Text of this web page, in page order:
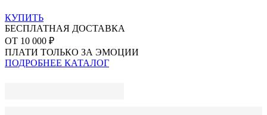
КУПИТЬ
БЕСПЛАТНАЯ ДОСТАВКА
ОТ 10 000 ₽
ПЛАТИ ТОЛЬКО ЗА ЭМОЦИИ
ПОДРОБНЕЕ КАТАЛОГ